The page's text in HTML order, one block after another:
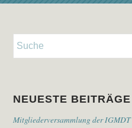
NEUESTE BEITRÄGE
Mitgliederversammlung der IGMDT